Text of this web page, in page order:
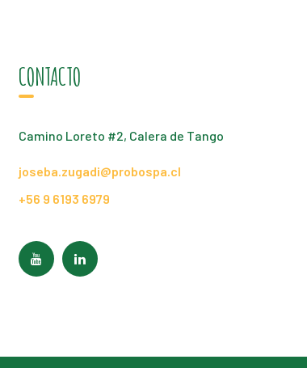
CONTACTO
Camino Loreto #2, Calera de Tango
joseba.zugadi@probospa.cl
+56 9 6193 6979